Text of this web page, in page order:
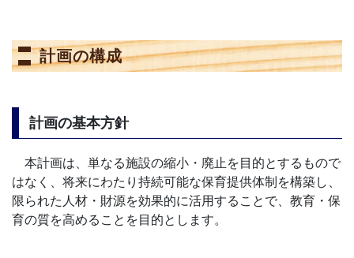
計画の構成
計画の基本方針
本計画は、単なる施設の縮小・廃止を目的とするもので
はなく、将来にわたり持続可能な保育提供体制を構築し、
限られた人材・財源を効果的に活用することで、教育・保
育の質を高めることを目的とします。